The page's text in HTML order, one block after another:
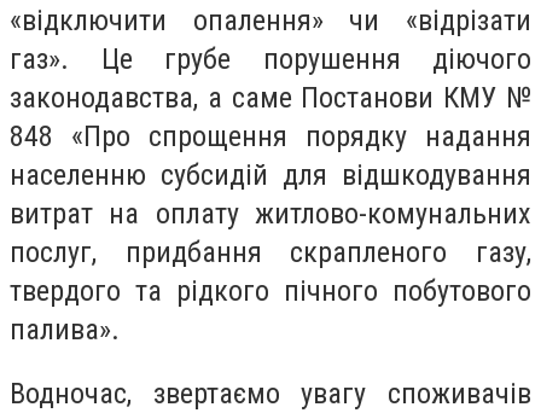
«відключити опалення» чи «відрізати
газ». Це грубе порушення діючого
законодавства, а саме Постанови КМУ №
848 «Про спрощення порядку надання
населенню субсидій для відшкодування
витрат на оплату житлово-комунальних
послуг, придбання скрапленого газу,
твердого та рідкого пічного побутового
палива».
Водночас, звертаємо увагу споживачів